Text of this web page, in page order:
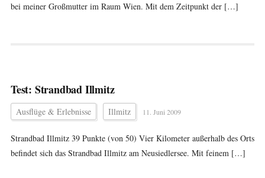
bei meiner Großmutter im Raum Wien. Mit dem Zeitpunkt der […]
Test: Strandbad Illmitz
Ausflüge & Erlebnisse Illmitz 11. Juni 2009
Strandbad Illmitz 39 Punkte (von 50) Vier Kilometer außerhalb des Orts
befindet sich das Strandbad Illmitz am Neusiedlersee. Mit feinem […]